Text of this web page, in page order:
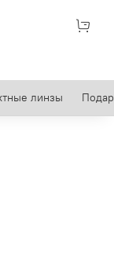
линзы